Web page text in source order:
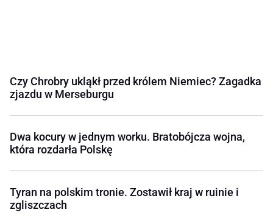
Czy Chrobry ukląkł przed królem Niemiec? Zagadka
zjazdu w Merseburgu
Dwa kocury w jednym worku. Bratobójcza wojna,
która rozdarła Polskę
Tyran na polskim tronie. Zostawił kraj w ruinie i
zgliszczach